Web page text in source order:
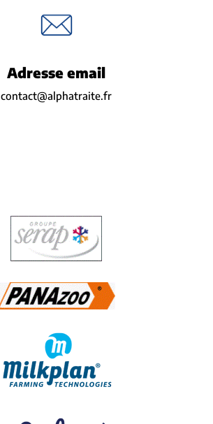
Adresse email
contact@alphatraite.fr